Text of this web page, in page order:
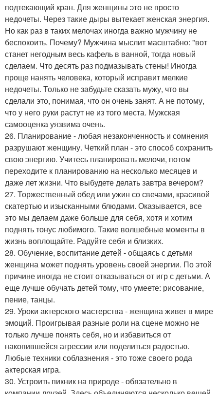
подтекающий кран. Для женщины это не просто
недочеты. Через такие дыры вытекает женская энергия.
Но как раз в таких мелочах иногда важно мужчину не
беспокоить. Почему? Мужчина мыслит масштабно: "вот
станет негодным весь кафель в ванной, тогда новый
сделаем. Что десять раз подмазывать стены! Иногда
проще нанять человека, который исправит мелкие
недочеты. Только не забудьте сказать мужу, что вы
сделали это, понимая, что он очень занят. А не потому,
что у него руки растут не из того места. Мужская
самооценка уязвима очень.
26. Планирование - любая незаконченность и сомнения
разрушают женщину. Четкий план - это способ сохранить
свою энергию. Учитесь планировать мелочи, потом
переходите к планированию на несколько месяцев и
даже лет жизни. Что выбудете делать завтра вечером?
27. Торжественный обед или ужин со свечами, красивой
скатертью и изысканными блюдами. Оказывается, все
это мы делаем даже больше для себя, хотя и хотим
поднять тонус любимого. Такие волшебные моменты в
жизнь воплощайте. Радуйте себя и близких.
28. Обучение, воспитание детей - общаясь с детьми
женщина может поднять уровень своей энергии. По этой
причине иногда не стоит отказываться от игр с детьми. А
еще лучше обучать детей тому, что умеете: рисование,
пение, танцы.
29. Уроки актерского мастерства - женщина живет в мире
эмоций. Проигрывая разные роли на сцене можно не
только лучше понять себя, но и избавиться от
накопившейся агрессии или поделиться радостью.
Любые техники соблазнения - это тоже своего рода
актерская игра.
30. Устроить пикник на природе - обязательно в